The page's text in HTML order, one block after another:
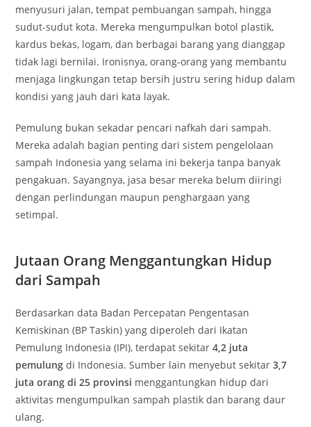
menyusuri jalan, tempat pembuangan sampah, hingga
sudut-sudut kota. Mereka mengumpulkan botol plastik,
kardus bekas, logam, dan berbagai barang yang dianggap
tidak lagi bernilai. Ironisnya, orang-orang yang membantu
menjaga lingkungan tetap bersih justru sering hidup dalam
kondisi yang jauh dari kata layak.
Pemulung bukan sekadar pencari nafkah dari sampah.
Mereka adalah bagian penting dari sistem pengelolaan
sampah Indonesia yang selama ini bekerja tanpa banyak
pengakuan. Sayangnya, jasa besar mereka belum diiringi
dengan perlindungan maupun penghargaan yang
setimpal.
Jutaan Orang Menggantungkan Hidup
dari Sampah
Berdasarkan data Badan Percepatan Pengentasan
Kemiskinan (BP Taskin) yang diperoleh dari Ikatan
Pemulung Indonesia (IPI), terdapat sekitar4,2 juta
pemulung di Indonesia. Sumber lain menyebut sekitar3,7
juta orang di 25 provinsi menggantungkan hidup dari
aktivitas mengumpulkan sampah plastik dan barang daur
ulang.